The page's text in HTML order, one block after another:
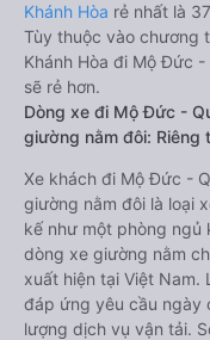
Khánh Hòa rẻ nhất là
Tùy thuộc vào chương
Khánh Hòa đi Mộ Đức
sẽ rẻ hơn.
Dòng xe đi Mộ Đức -
giường nằm đôi: Riêng
Xe khách đi Mộ Đức -
giường nằm đôi là loại
kế như một phòng ngủ
dòng xe giường nằm
xuất hiện tại Việt Nam.
đáp ứng yêu cầu ngày
lượng dịch vụ vận tải.